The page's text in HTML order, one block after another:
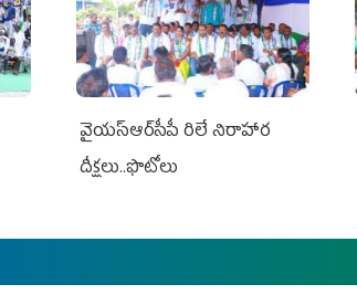
వైయ‌స్ఆర్‌సీపీ రిలే నిరాహార
దీక్షలు..ఫొటోలు